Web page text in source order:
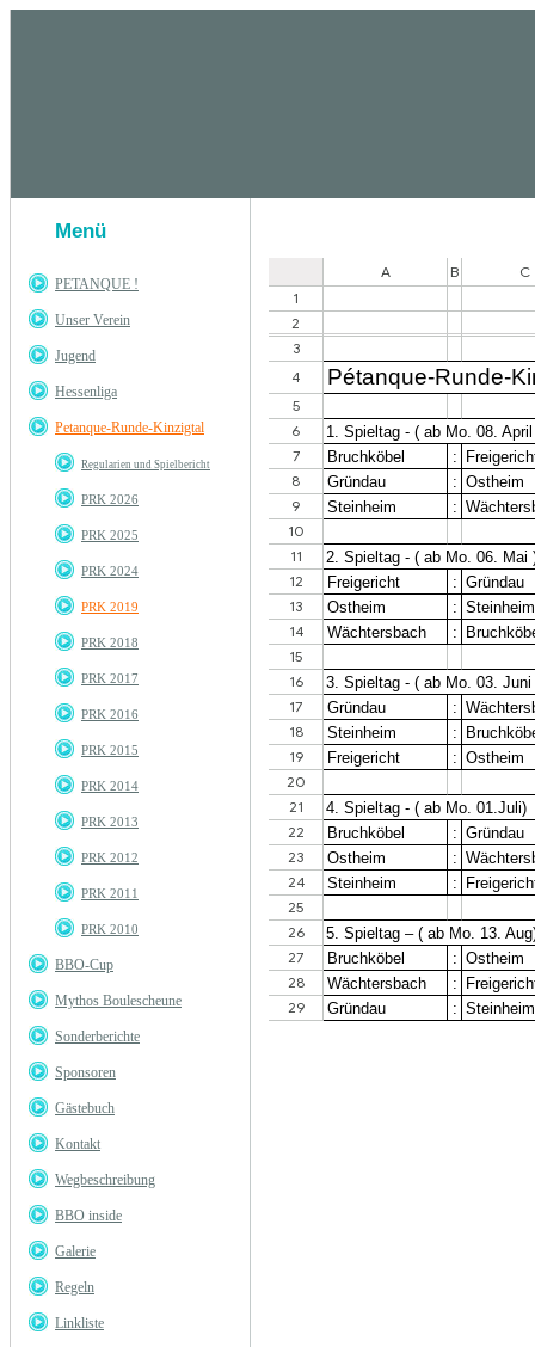
Menü
PETANQUE !
Unser Verein
Jugend
Hessenliga
Petanque-Runde-Kinzigtal
Regularien und Spielbericht
PRK 2026
PRK 2025
PRK 2024
PRK 2019
PRK 2018
PRK 2017
PRK 2016
PRK 2015
PRK 2014
PRK 2013
PRK 2012
PRK 2011
PRK 2010
BBO-Cup
Mythos Boulescheune
Sonderberichte
Sponsoren
Gästebuch
Kontakt
Wegbeschreibung
BBO inside
Galerie
Regeln
Linkliste